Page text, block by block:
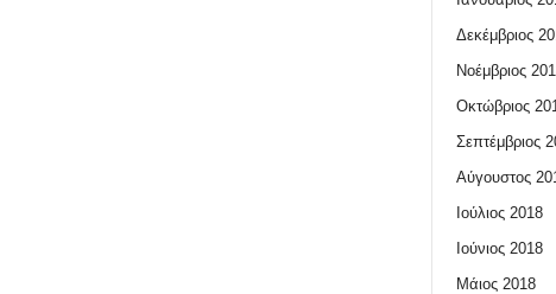
Δεκέμβριος
Νοέμβριος
Οκτώβριος
Σεπτέμβριος
Αύγουστος
Ιούλιος 2018
Ιούνιος 2018
Μάιος 2018